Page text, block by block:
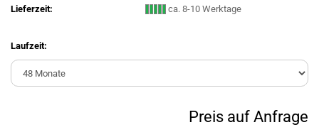
Lieferzeit:
ca. 8-10 Werktage
Laufzeit:
Preis auf Anfrage